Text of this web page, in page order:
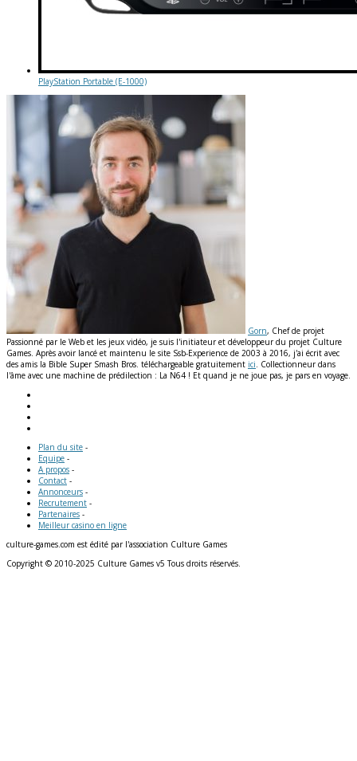
PlayStation Portable (E-1000)
Gorn, Chef de projet
Passionné par le Web et les jeux vidéo, je suis l'initiateur et développeur du projet Culture
Games. Après avoir lancé et maintenu le site Ssb-Experience de 2003 à 2016, j'ai écrit avec
des amis la Bible Super Smash Bros. téléchargeable gratuitement ici. Collectionneur dans
l'âme avec une machine de prédilection : La N64 ! Et quand je ne joue pas, je pars en voyage.
Plan du site -
Equipe -
A propos -
Contact -
Annonceurs -
Recrutement -
Partenaires -
Meilleur casino en ligne
culture-games.com est édité par l'association Culture Games
Copyright © 2010-2025 Culture Games v5 Tous droits réservés.